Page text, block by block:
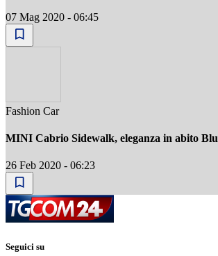
07 Mag 2020 - 06:45
Fashion Car
MINI Cabrio Sidewalk, eleganza in abito Blu
26 Feb 2020 - 06:23
Seguici su